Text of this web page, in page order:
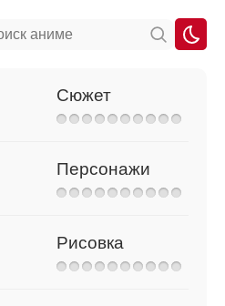
Сюжет
Персонажи
Рисовка